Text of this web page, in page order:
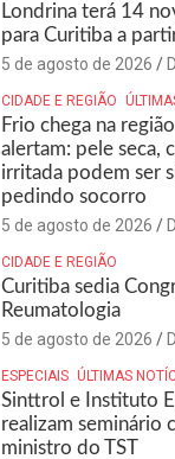
Londrina terá 14
para Curitiba a
5 de agosto de 2026
CIDADE E REGIÃO
Frio chega na
alertam: pele seca,
irritada podem ser
pedindo socorro
5 de agosto de 2026
CIDADE E REGIÃO
Curitiba sedia
Reumatologia
5 de agosto de 2026
ESPECIAIS ÚLTIMAS
Sinttrol e Instituto
realizam seminário
ministro do TST